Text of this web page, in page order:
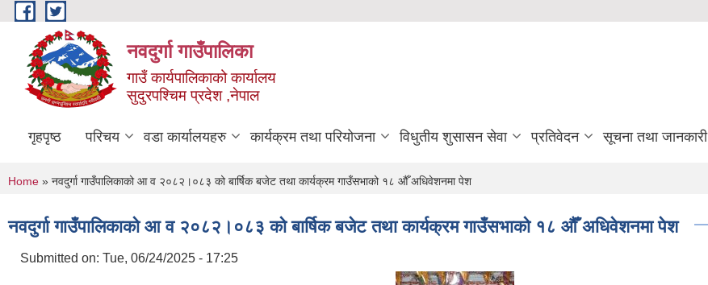
Skip to main content
नवदुर्गा गाउँपालिका
गाउँ कार्यपालिकाको कार्यालय
सुदुरपश्चिम प्रदेश ,नेपाल
गृहपृष्ठ परिचय वडा कार्यालयहरु कार्यक्रम तथा परियोजना विधुतीय शुसासन सेवा प्रतिवेदन सूचना तथा जानकारी
You are here
Home » नवदुर्गा गाउँपालिकाको आ व २०८२।०८३ को बार्षिक बजेट तथा कार्यक्रम गाउँसभाको १८ औँ अधिवेशनमा पेश
नवदुर्गा गाउँपालिकाको आ व २०८२।०८३ को बार्षिक बजेट तथा कार्यक्रम गाउँसभाको १८ औँ अधिवेशनमा पेश
Submitted on: Tue, 06/24/2025 - 17:25